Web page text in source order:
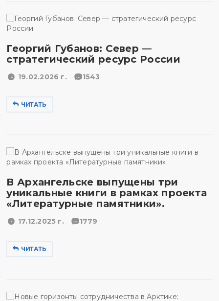
Георгий Губанов: Север —
стратегический ресурс России
19.02.2026 г. 1543
ЧИТАТЬ
В Архангельске выпущены три
уникальные книги в рамках проекта
«Литературные памятники».
17.12.2025 г. 1779
ЧИТАТЬ